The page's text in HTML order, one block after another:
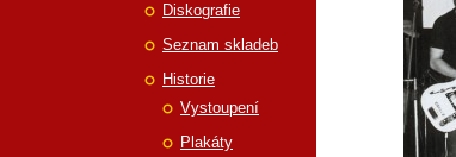
Diskografie
Seznam skladeb
Historie
Vystoupení
Plakáty